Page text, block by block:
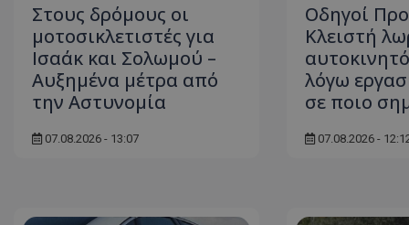
Στους δρόμους οι
μοτοσικλετιστές για
Ισαάκ και Σολωμού –
Αυξημένα μέτρα από
την Αστυνομία
07.08.2026 - 13:07
Οδηγοί
Κλειστή
λόγω
σε ποιο
07.08.2026 -
__cf_bm
ASP.NET_SessionId